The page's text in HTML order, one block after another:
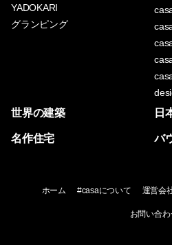
YADOKARI
グランピング
世界の建築 日
名作住宅 バ
ホーム #casaについて 運営会
お問い合わ